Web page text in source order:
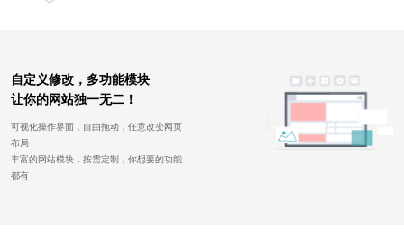
自定义修改，多功能模块
让你的网站独一无二！
可视化操作界面，自由拖动，任意改变网页
布局
丰富的网站模块，按需定制，你想要的功能
都有